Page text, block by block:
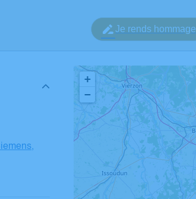
Je rends hommage
+
−